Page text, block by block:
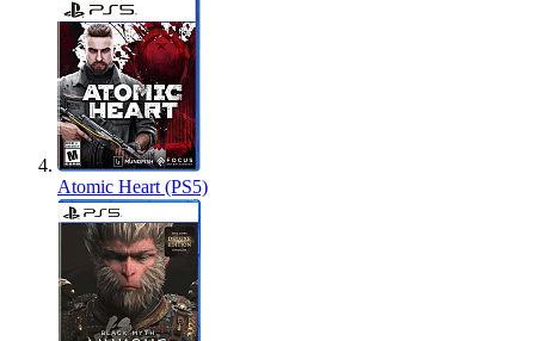
Atomic Heart (PS5)